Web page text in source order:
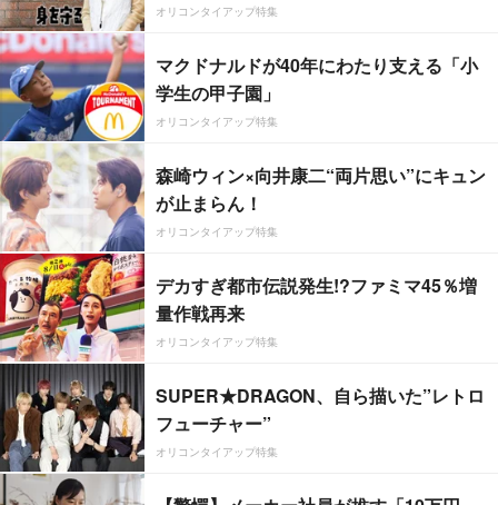
オリコンタイアップ特集
マクドナルドが40年にわたり支える「小
学生の甲子園」
オリコンタイアップ特集
森崎ウィン×向井康二“両片思い”にキュン
が止まらん！
オリコンタイアップ特集
デカすぎ都市伝説発生!?ファミマ45％増
量作戦再来
オリコンタイアップ特集
SUPER★DRAGON、自ら描いた”レトロ
フューチャー”
オリコンタイアップ特集